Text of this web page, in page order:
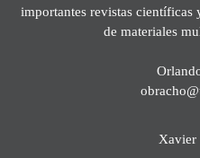
importantes revistas científicas
de materiales
Xavier